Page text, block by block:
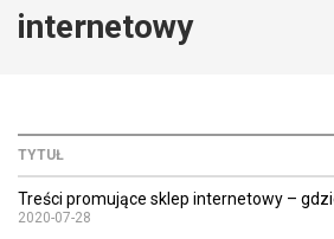
internetowy
TYTUŁ
Treści promujące sklep internetowy –
2020-07-28